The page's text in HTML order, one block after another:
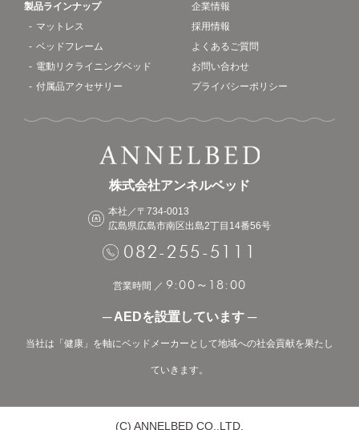
製品ラインナップ
マットレス
ベッドフレーム
電動リクライニングベッド
付属品アクセサリー
企業情報
採用情報
よくあるご質問
お問い合わせ
プライバシーポリシー
株式会社アンネルベッド
本社／〒734-0013
広島県広島市南区出島2丁目14番56号
082-255-5111
営業時間 ／ 9:00 ～ 18:00
─ AEDを設置しています ─
当社は「健康」を軸にベッドメーカーとして地域への社会貢献を果たし
ていきます。
(C) ANNELBED CO.,LTD.